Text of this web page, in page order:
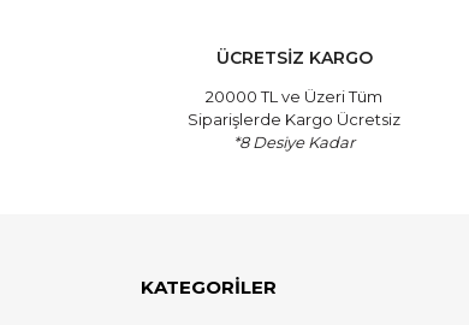
ÜCRETSİZ KARGO
20000 TL ve Üzeri Tüm
Siparişlerde Kargo Ücretsiz
*8 Desiye Kadar
KATEGORİLER